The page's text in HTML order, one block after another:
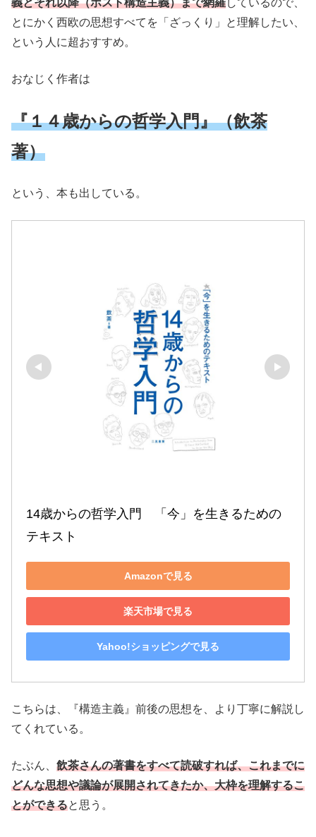
義とそれ以降（ポスト構造主義）まで網羅しているので、
とにかく西欧の思想すべてを「ざっくり」と理解したい、
という人に超おすすめ。
おなじく作者は
『１４歳からの哲学入門』（飲茶
著）
という、本も出している。
14歳からの哲学入門　「今」を生きるための
テキスト
Amazonで見る
楽天市場で見る
Yahoo!ショッピングで見る
こちらは、『構造主義』前後の思想を、より丁寧に解説し
てくれている。
たぶん、 飲茶さんの著書をすべて読破すれば、これまでに
どんな思想や議論が展開されてきたか、大枠を理解するこ
とができると思う。